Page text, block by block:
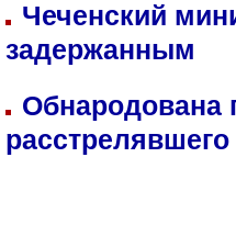
Чеченский
задержанным
Обнародована